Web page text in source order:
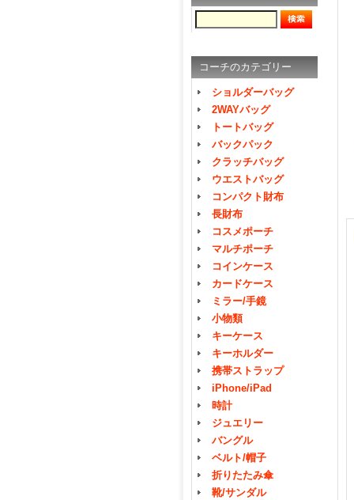
コーチのカテゴリー
ショルダーバッグ
2WAYバッグ
トートバッグ
バックパック
クラッチバッグ
ウエストバッグ
コンパクト財布
長財布
コスメポーチ
マルチポーチ
コインケース
カードケース
ミラー/手鏡
小物類
キーケース
キーホルダー
携帯ストラップ
iPhone/iPad
時計
ジュエリー
バングル
ベルト/帽子
折りたたみ傘
靴/サンダル